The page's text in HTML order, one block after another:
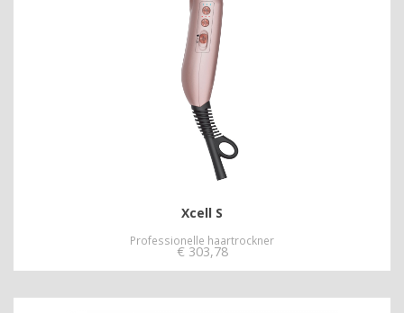
Xcell S
Professionelle haartrockner
€ 303,78